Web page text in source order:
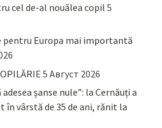
cel de-al nouălea copil 5
pentru Europa mai importantă
5 Август 2026
șanse nule”: la Cernăuți a
vârstă de 35 de ani, rănit la